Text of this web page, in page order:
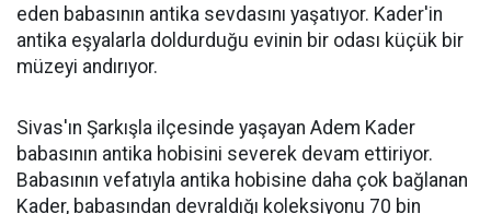
eden babasının antika sevdasını yaşatıyor. Kader'in
antika eşyalarla doldurduğu evinin bir odası küçük bir
müzeyi andırıyor.
Sivas'ın Şarkışla ilçesinde yaşayan Adem Kader
babasının antika hobisini severek devam ettiriyor.
Babasının vefatıyla antika hobisine daha çok bağlanan
Kader, babasından devraldığı koleksiyonu 70 bin